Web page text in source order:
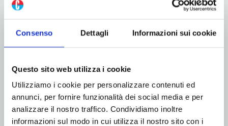
Consenso Dettagli Informazioni sui cookie
Questo sito web utilizza i cookie
Utilizziamo i cookie per personalizzare contenuti ed
annunci, per fornire funzionalità dei social media e per
analizzare il nostro traffico. Condividiamo inoltre
informazioni sul modo in cui utilizza il nostro sito con i